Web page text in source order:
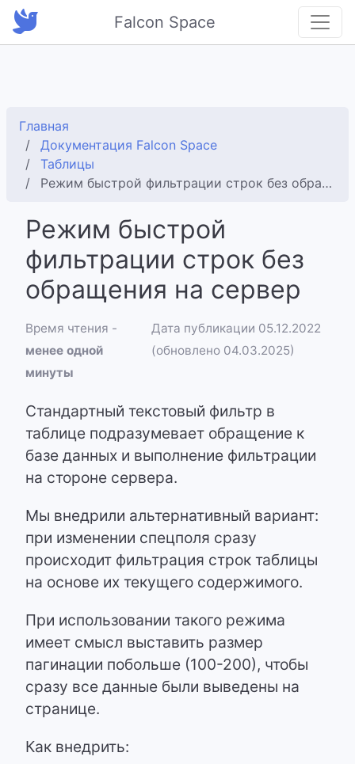
Falcon Space
Главная
Документация Falcon Space
Таблицы
Режим быстрой фильтрации строк без обращения на сервер
Режим быстрой
фильтрации строк без
обращения на сервер
Время чтения -
менее одной
минуты
Дата публикации 05.12.2022
(обновлено 04.03.2025)
Стандартный текстовый фильтр в
таблице подразумевает обращение к
базе данных и выполнение фильтрации
на стороне сервера.
Мы внедрили альтернативный вариант:
при изменении спецполя сразу
происходит фильтрация строк таблицы
на основе их текущего содержимого.
При использовании такого режима
имеет смысл выставить размер
пагинации побольше (100-200), чтобы
сразу все данные были выведены на
странице.
Как внедрить: